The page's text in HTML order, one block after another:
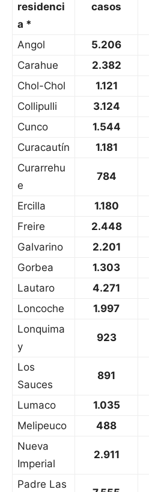
residenci
a *
casos
Angol 5.206
Carahue
2.382
Chol-Chol
1.121
Collipulli
3.124
Cunco
1.544
Curacautín
1.181
Curarrehu
e
784
Ercilla 1.180
Freire
2.448
Galvarino
2.201
Gorbea
1.303
Lautaro
4.271
Loncoche
1.997
Lonquima
y
923
Los
Sauces
891
Lumaco 1.035
Melipeuco
488
Nueva
Imperial
2.911
Padre Las